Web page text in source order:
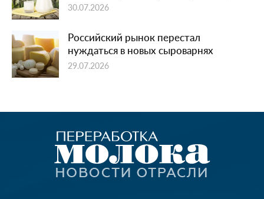
30.07.2026
Российский рынок перестал
нуждаться в новых сыроварнях
29.07.2026